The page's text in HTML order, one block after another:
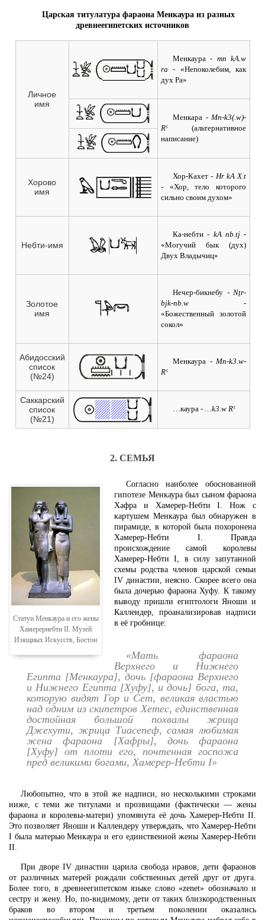
Царская титулатура фараона Менкаура из разных
древнеегипетских источников
Личное
имя
Менкаура - mn kA.w
ra - «Непоколебим, как
дух Ра»
Менкара - Mn-k3(.w)-
Rˁ (альтернативное
написание)
Хорово
имя
Хор-Кахет - Hr kA X.t
- «Хор, тело которого
сильно своим духом»
Небти-имя
Ка-небти - kA nb.tj-
«Могучий бык (дух)
Двух Владычиц»
Золотое
имя
Нечер-бикнебу - Nṯr-
bjk-nb.w -
«Божественный золотой
сокол»
Абидосский
список
(№24)
Менкаура - Mn-k3.w-
Rˁ
Саккарский
список
(№21)
…каура -…k3.w Rˁ
2. СЕМЬЯ
Статуи Менкаура и его жены
Хамерернебти II. Музей
Изящных Искусств, Бостон
Согласно наиболее обоснованной
гипотезе Менкаура был сыном фараона
Хафра и Хамерер-Небти I. Нож с
картушем Менкаура был обнаружен в
пирамиде, в которой была похоронена
Хамерер-Небти I. Правда
происхождение самой королевы
Хамерер-Небти I, в силу запутанной
схемы родства членов царской семьи
IV династии, неясно. Скорее всего она
была дочерью фараона Хуфу. К такому
выводу пришли египтологи Яноши и
Каллендер, проанализировав надписи
в её гробнице:
«Мать фараона
Верхнего и Нижнего
Египта [Менкаура], дочь [фараона Верхнего
и Нижнего Египта [Хуфу], и дочь] бога, та,
которую видят Гор и Сет, великая властью
над одним из скипетров Хетес, единственная
достойная большой похвалы жрица
Джехути, жрица Тиасепеф, самая любимая
жена фараона [Хафры], дочь фараона
[Хуфу] от плоти его, почтенная госпожа
пред великими богами, Хамерер-Небти I»
Любопытно, что в этой же надписи, но несколькими строками
ниже, с теми же титулами и прозвищами (фактически — жены
фараона и королевы-матери) упомянута её дочь Хамерер-Небти II.
Это позволяет Яноши и Каллендеру утверждать, что Хамерер-Небти
I была матерью Менкаура и его единственной жены Хамерер-Небти
II.
При дворе IV династии царила свобода нравов, дети фараонов
от различных матерей рождали собственных детей друг от друга.
Более того, в древнеегипетском языке слово «zenet» обозначало и
сестру и жену. Но, по-видимому, дети от таких близкородственных
браков во втором и третьем поколении оказались